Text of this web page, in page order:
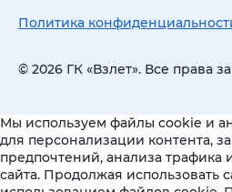
© 2026 ГК «Взлет». Все права
Политика
Мы используем файлы cookie и
для персонализации контента,
предпочтений, анализа трафика
сайта. Продолжая использовать